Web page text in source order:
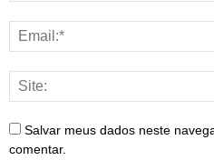
Salvar meus dados neste
comentar.